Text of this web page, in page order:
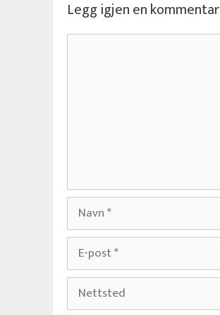
Legg igjen en kommentar
Kommentar
Navn
E-
post
Nettsted